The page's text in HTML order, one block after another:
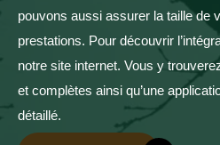
pouvons aussi assurer la taille de
prestations. Pour découvrir
notre site internet. Vous y
et complètes ainsi qu’une
détaillé.